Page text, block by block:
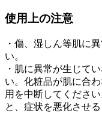
使用上の注意
・傷、湿しん等肌に
い。
・肌に異常が生じて
い。化粧品が肌に合
用を中断してくださ
と、症状を悪化させ